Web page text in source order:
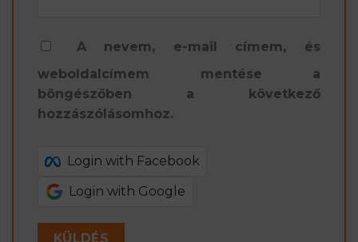
A nevem, e-mail címem, és
weboldalcímem mentése a
böngészőben a következő
hozzászólásomhoz.
Login with Facebook
Login with Google